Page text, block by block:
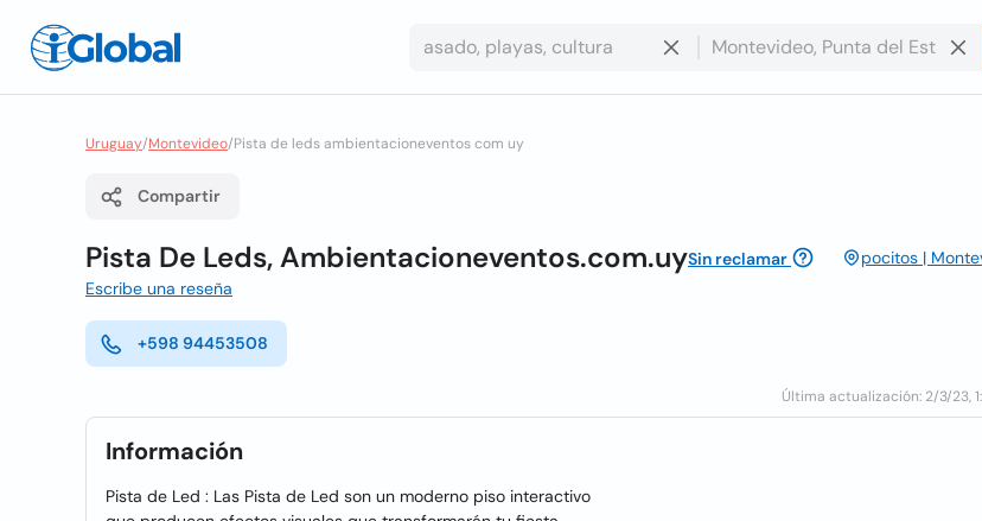
Uruguay/Montevideo/Pista de leds ambientacioneventos com uy
Compartir
Pista De Leds, Ambientacioneventos.com.uySin reclamar
pocitos |
Escribe una reseña
+598 94453508
Última actualización: 2/3/23,
Información
Pista de Led : Las Pista de Led son un moderno piso interactivo